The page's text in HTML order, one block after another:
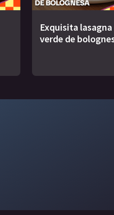
Exquisita lasagna
verde de